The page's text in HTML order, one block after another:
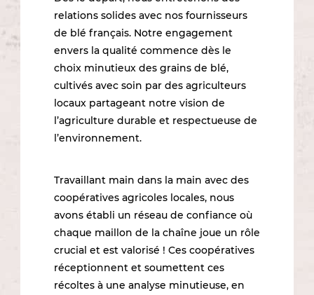
relations solides avec nos fournisseurs
de blé français. Notre engagement
envers la qualité commence dès le
choix minutieux des grains de blé,
cultivés avec soin par des agriculteurs
locaux partageant notre vision de
l’agriculture durable et respectueuse de
l’environnement.
Travaillant main dans la main avec des
coopératives agricoles locales, nous
avons établi un réseau de confiance où
chaque maillon de la chaîne joue un rôle
crucial et est valorisé ! Ces coopératives
réceptionnent et soumettent ces
récoltes à une analyse minutieuse, en